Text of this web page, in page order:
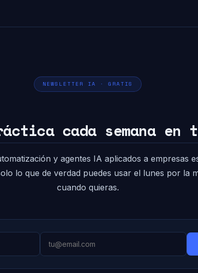
NEWSLETTER IA · GRATIS
cada semana en
y agentes IA aplicados a empresas
lo que de verdad puedes usar el lunes por la
cuando quieras.